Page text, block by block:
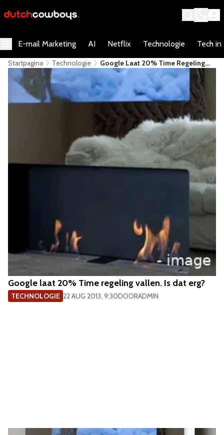
E-mail Marketing AI Netflix Technologie Tech in
Startpagina Technologie
Google Laat 20% Time Regeling
Vallen. Is Dat Erg?
Google laat 20% Time regeling vallen. Is dat erg?
TECHNOLOGIE 22 AUG 2013, 9:30DOORADMIN